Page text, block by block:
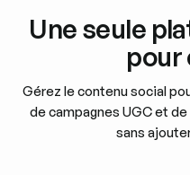
Une seule
pour
Gérez le contenu social
de campagnes UGC et
sans